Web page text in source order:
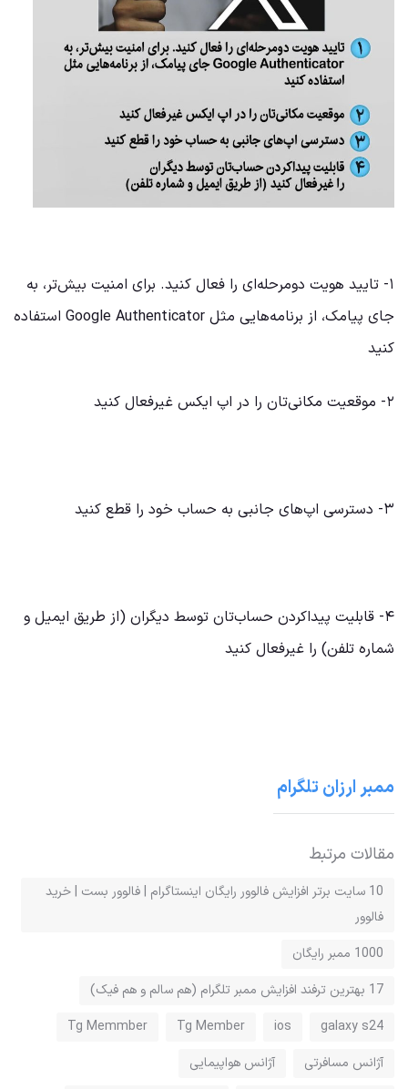
۱- تایید هویت دومرحله‌ای را فعال کنید. برای امنیت بیش‌تر، به
جای پیامک، از برنامه‌هایی مثل Google Authenticator استفاده
کنید
۲- موقعیت مکانی‌تان را در اپ ایکس غیرفعال کنید
۳- دسترسی اپ‌های جانبی به حساب خود را قطع کنید
۴- قابلیت پیداکردن حساب‌تان توسط دیگران (از طریق ایمیل و
شماره تلفن) را غیرفعال کنید
ممبر ارزان تلگرام
مقالات مرتبط
10 سایت برتر افزایش فالوور رایگان اینستاگرام | فالوور بست | خرید
فالوور
1000 ممبر رایگان
17 بهترین ترفند افزایش ممبر تلگرام (هم سالم و هم فیک)
galaxy s24
ios
Tg Member
Tg Memmber
آژانس مسافرتی
آژانس هواپیمایی